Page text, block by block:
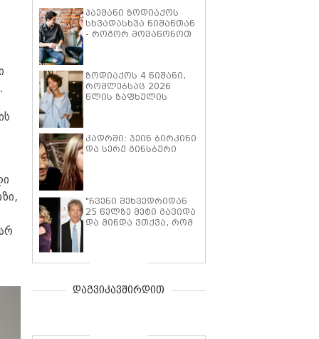
პაემანი ზოდიაქოს
სხვადასხვა ნიშანთან
- როგორ მოვაწონოთ
ზოდიაქოს 4 ნიშანი,
რომლებსაც 2026
წლის ზაფხულის
ასახელებენ
კადრში: ჯეინ ბირკინი
და სერჟ გინსბური
"ჩვენი შეხვედრიდან
25 წელზე მეტი გავიდა
და მინდა ვთქვა, რომ
მინახავს. არ ვნანობ,
თანამგზავრად ის
დაგვიკავშირდით